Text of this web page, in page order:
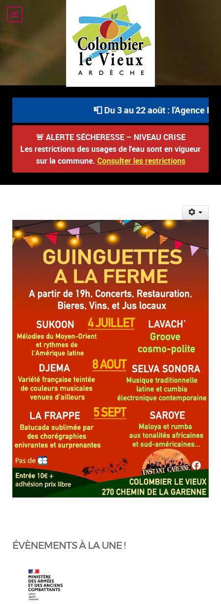
📮 Du 3 au 22 août : l'Agence
🚨 ALERTE SÉCHERESSE – NIVEAU CRISE
Les restrictions des usages de l'eau sont en vigueur
sur la commune. Consulter les restrictions
ÉVÈNEMENTS À LA UNE !